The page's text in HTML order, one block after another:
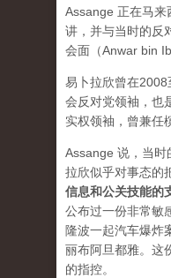
Assange 正在马来
讲，并与当时的反
会面（Anwar bin
易卜拉欣曾在
会反对党领袖，也
实权领袖，曾兼任
Assange 说，当时
拉欣似乎对事态的
信息和公关技能的
公布过一份非常敏
隆波一起汽车爆炸
丽布阿旦都雅。这
的指控。